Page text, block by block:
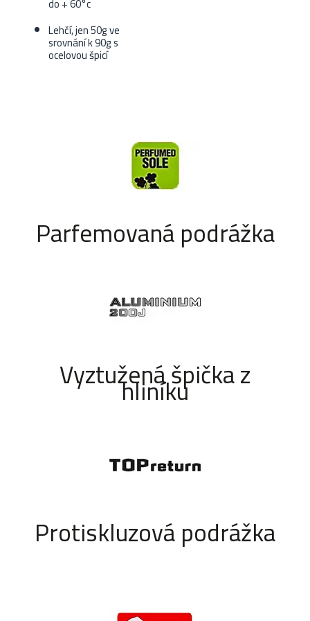
do + 60°c
Lehčí, jen 50g ve
srovnání k 90g s
ocelovou špicí
Parfemovaná podrážka
Vyztužená špička z
hliníku
Protiskluzová podrážka